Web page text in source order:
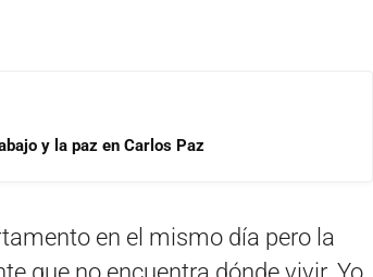
y la paz en Carlos Paz
en el mismo día pero la